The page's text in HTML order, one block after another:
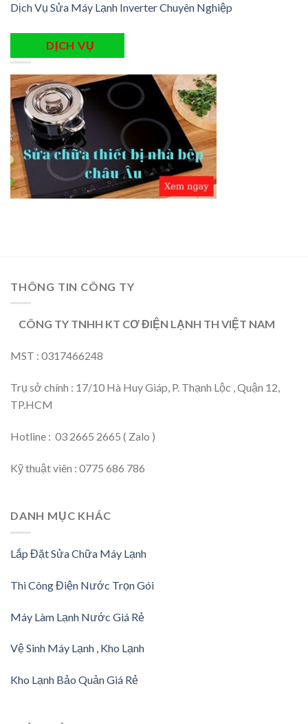
Dịch Vụ Sửa Máy Lạnh Inverter Chuyên Nghiệp
DỊCH VỤ
THÔNG TIN CÔNG TY
CÔNG TY TNHH KT CƠ ĐIỆN LẠNH TH VIỆT NAM
MST : 0317466248
Trụ sở chính : 17/10 Hà Huy Giáp, P. Thạnh Lộc , Quận 12,
TP.HCM
Hotline : 03 2665 2665 ( Zalo )
Kỹ thuật viên : 0775 686 786
DANH MỤC KHÁC
Lắp Đặt Sửa Chữa Máy Lạnh
Thi Công Điện Nước Trọn Gói
Máy Làm Lạnh Nước Giá Rẻ
Vệ Sinh Máy Lạnh , Kho Lạnh
Kho Lạnh Bảo Quản Giá Rẻ